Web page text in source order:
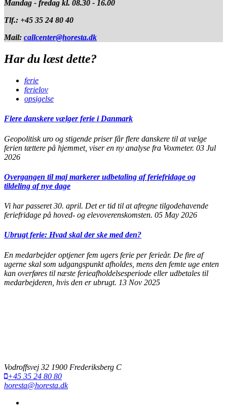
Mandag - fredag kl. 08.30 - 16.00
Tlf.: +45 35 24 80 40
Mail: callcenter@horesta.dk
Har du læst dette?
ferie
ferielov
opsigelse
Flere danskere vælger ferie i Danmark
Geopolitisk uro og stigende priser får flere danskere til at vælge
ferien tættere på hjemmet, viser en ny analyse fra Voxmeter. 03 Jul
2026
Overgangen til maj markerer udbetaling af feriefridage og
tildeling af nye dage
Vi har passeret 30. april. Det er tid til at afregne tilgodehavende
feriefridage på hoved- og elevoverenskomsten. 05 May 2026
Ubrugt ferie: Hvad skal der ske med den?
En medarbejder optjener fem ugers ferie per ferieår. De fire af
ugerne skal som udgangspunkt afholdes, mens den femte uge enten
kan overføres til næste ferieafholdelsesperiode eller udbetales til
medarbejderen, hvis den er ubrugt. 13 Nov 2025
Vodroffsvej 32 1900 Frederiksberg C
+45 35 24 80 80
horesta@horesta.dk